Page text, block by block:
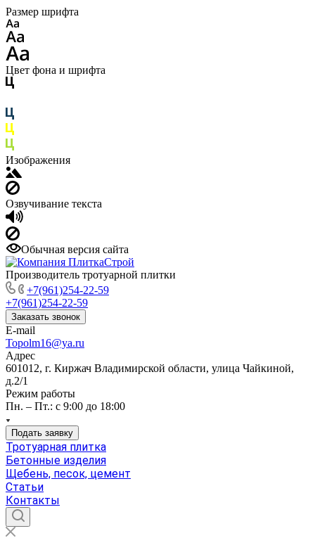
Размер шрифта
Цвет фона и шрифта
Изображения
Озвучивание текста
Обычная версия сайта
Производитель тротуарной плитки
+7(961)254-22-59
+7(961)254-22-59
Заказать звонок
E-mail
Topolm16@ya.ru
Адрес
601012, г. Киржач Владимирской области, улица Чайкиной,
д.2/1
Режим работы
Пн. – Пт.: с 9:00 до 18:00
Подать заявку
Тротуарная плитка
Бетонные изделия
Щебень, песок, цемент
Статьи
Контакты